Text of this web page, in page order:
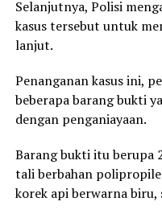
Selanjutnya, Polisi
kasus tersebut untuk
lanjut.
Penanganan kasus ini,
beberapa barang bukti
dengan penganiayaan.
Barang bukti itu berupa
tali berbahan
korek api berwarna